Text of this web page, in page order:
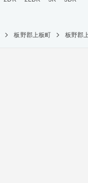
板野郡上板町 板野郡